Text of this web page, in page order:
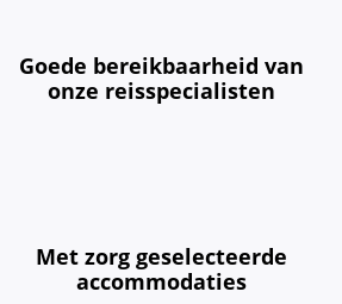
Goede bereikbaarheid van
onze reisspecialisten
Met zorg geselecteerde
accommodaties